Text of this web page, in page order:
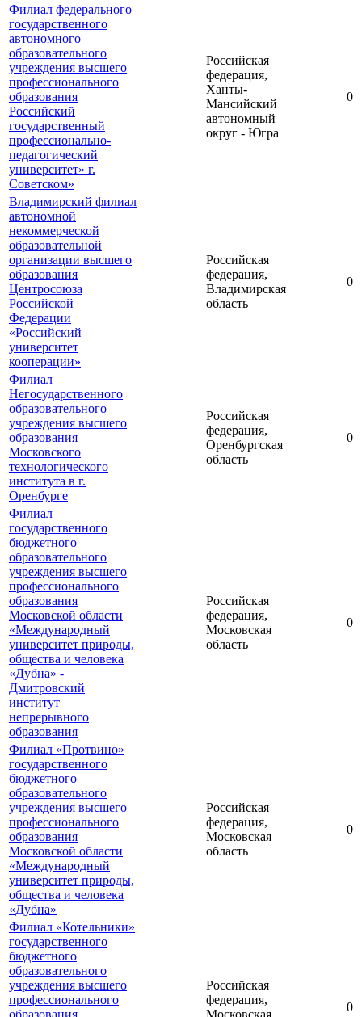
Филиал федерального
государственного
автономного
образовательного
учреждения высшего
профессионального
образования
Российский
государственный
профессионально-
педагогический
университет» г.
Советском»
Российская
федерация,
Ханты-
Мансийский
автономный
округ - Югра
0
Владимирский филиал
автономной
некоммерческой
образовательной
организации высшего
образования
Центросоюза
Российской
Федерации
«Российский
университет
кооперации»
Российская
федерация,
Владимирская
область
0
Филиал
Негосударственного
образовательного
учреждения высшего
образования
Московского
технологического
института в г.
Оренбурге
Российская
федерация,
Оренбургская
область
0
Филиал
государственного
бюджетного
образовательного
учреждения высшего
профессионального
образования
Московской области
«Международный
университет природы,
общества и человека
«Дубна» -
Дмитровский
институт
непрерывного
образования
Российская
федерация,
Московская
область
0
Филиал «Протвино»
государственного
бюджетного
образовательного
учреждения высшего
профессионального
образования
Московской области
«Международный
университет природы,
общества и человека
«Дубна»
Российская
федерация,
Московская
область
0
Филиал «Котельники»
государственного
бюджетного
образовательного
учреждения высшего
профессионального
образования
Российская
федерация,
Московская
0